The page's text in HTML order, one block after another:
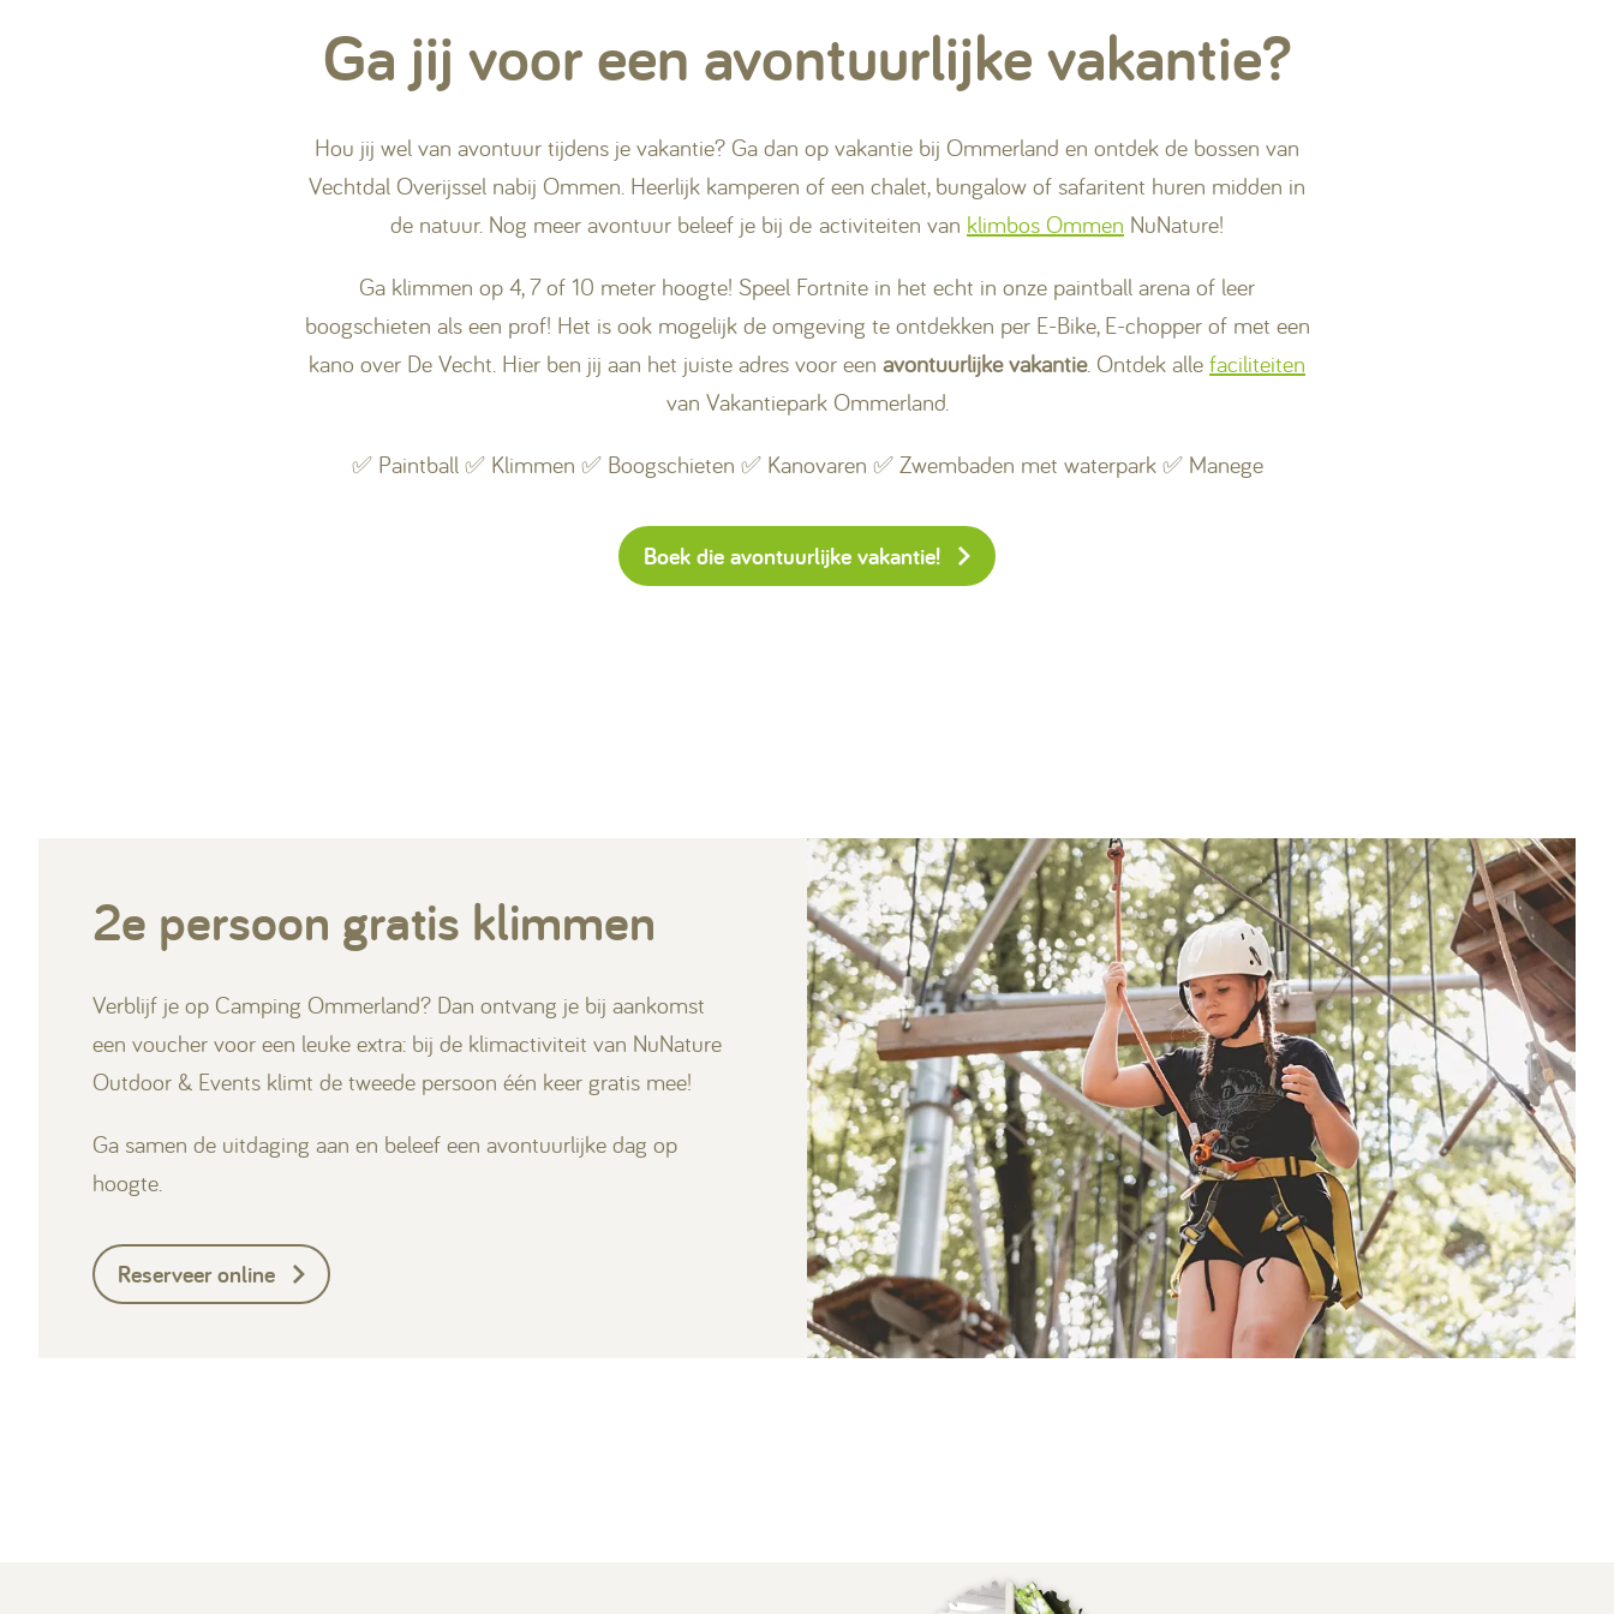
Ga jij voor een avontuurlijke vakantie?
Hou jij wel van avontuur tijdens je vakantie? Ga dan op vakantie bij Ommerland en ontdek de bossen van
Vechtdal Overijssel nabij Ommen. Heerlijk kamperen of een chalet, bungalow of safaritent huren midden in
de natuur. Nog meer avontuur beleef je bij de activiteiten van klimbos Ommen NuNature!
Ga klimmen op 4, 7 of 10 meter hoogte! Speel Fortnite in het echt in onze paintball arena of leer
boogschieten als een prof! Het is ook mogelijk de omgeving te ontdekken per E-Bike, E-chopper of met een
kano over De Vecht. Hier ben jij aan het juiste adres voor een avontuurlijke vakantie. Ontdek alle faciliteiten
van Vakantiepark Ommerland.
✅ Paintball ✅ Klimmen ✅ Boogschieten ✅ Kanovaren ✅ Zwembaden met waterpark ✅ Manege
Boek die avontuurlijke vakantie!
2e persoon gratis klimmen
Verblijf je op Camping Ommerland? Dan ontvang je bij aankomst
een voucher voor een leuke extra: bij de klimactiviteit van NuNature
Outdoor & Events klimt de tweede persoon één keer gratis mee!
Ga samen de uitdaging aan en beleef een avontuurlijke dag op
hoogte.
Reserveer online